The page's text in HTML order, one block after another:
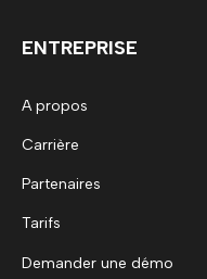
ENTREPRISE
A propos
Carrière
Partenaires
Tarifs
Demander une démo